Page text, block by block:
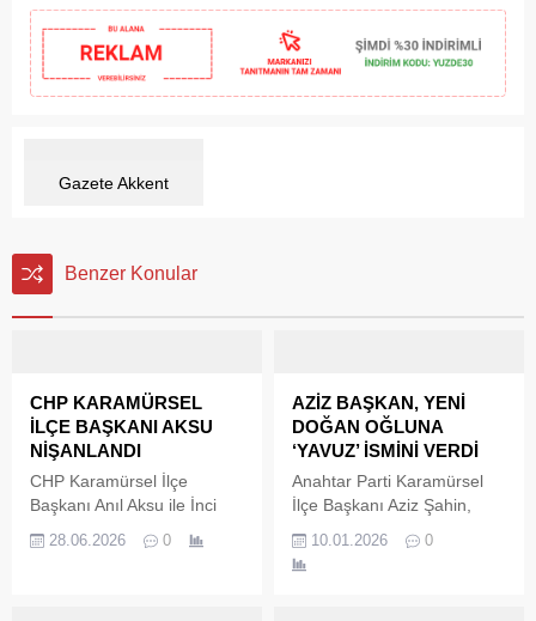
Gazete Akkent
Benzer Konular
CHP KARAMÜRSEL
İLÇE BAŞKANI AKSU
NİŞANLANDI
CHP Karamürsel İlçe
Başkanı Anıl Aksu ile İnci
töreniyle evlilik yolunda ilk
28.06.2026 0
AZİZ BAŞKAN, YENİ
DOĞAN OĞLUNA
‘YAVUZ’ İSMİNİ VERDİ
Anahtar Parti Karamürsel
İlçe Başkanı Aziz Şahin,
Parti Genel Başkanı Yavuz
Ağıralioğlu’nun adını
10.01.2026 0